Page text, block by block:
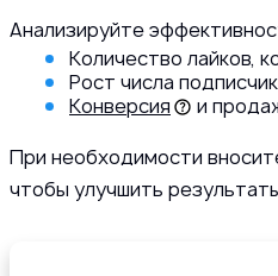
Анализируйте
Количество лайков,
Рост числа
Конверсия
и
При необходимости
чтобы улучшить